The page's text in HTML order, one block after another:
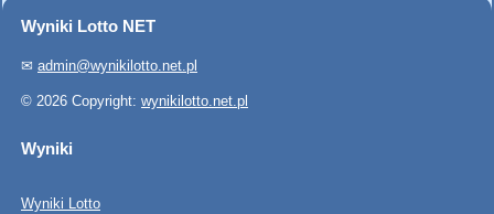
Wyniki Lotto NET
✉ admin@wynikilotto.net.pl
© 2026 Copyright: wynikilotto.net.pl
Wyniki
Wyniki Lotto